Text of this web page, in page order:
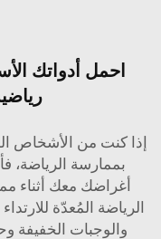
احمل أدواتك
إذا كنت من الأشخاص
بممارسة الرياضة،
أغراضك معك أثناء
الرياضة المُعدّة
والوجبات الخفيفة